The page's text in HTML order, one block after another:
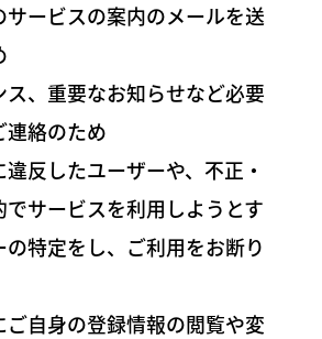
サービスの案内のメールを送
ス、重要なお知らせなど必要
連絡のため
反したユーザーや、不正・
でサービスを利用しようとす
の特定をし、ご利用をお断り
ご自身の登録情報の閲覧や変